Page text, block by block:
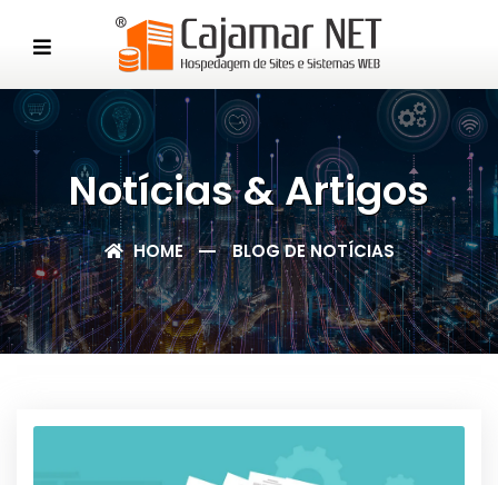
Notícias & Artigos
HOME BLOG DE NOTÍCIAS